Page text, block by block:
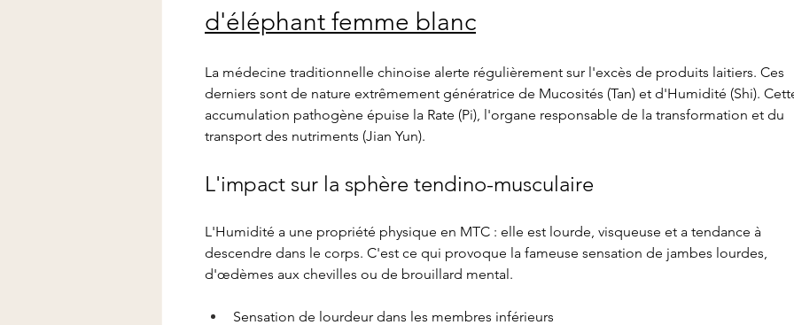
d'éléphant femme blanc
La médecine traditionnelle chinoise alerte régulièrement sur l'excès de produits laitiers. Ces
derniers sont de nature extrêmement génératrice de Mucosités (Tan) et d'Humidité (Shi).
accumulation pathogène épuise la Rate (Pi), l'organe responsable de la transformation et du
transport des nutriments (Jian Yun).
L'impact sur la sphère tendino-musculaire
L'Humidité a une propriété physique en MTC : elle est lourde, visqueuse et a tendance à
descendre dans le corps. C'est ce qui provoque la fameuse sensation de jambes lourdes,
d'œdèmes aux chevilles ou de brouillard mental.
Sensation de lourdeur dans les membres inférieurs